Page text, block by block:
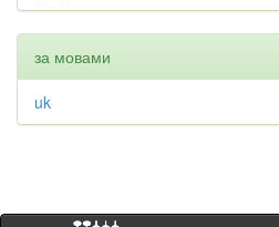
за мовами
uk